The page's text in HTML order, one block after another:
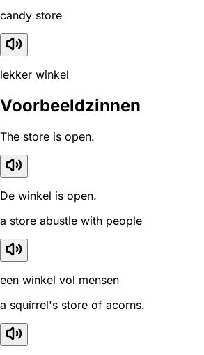
candy store
lekker winkel
Voorbeeldzinnen
The store is open.
De winkel is open.
a store abustle with people
een winkel vol mensen
a squirrel's store of acorns.